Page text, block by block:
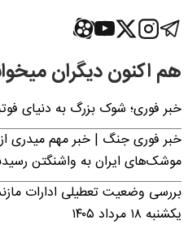
هم اکنون دیگران
خبر فوری؛‌ شوک بزرگ به دنیای
خبر فوری جنگ | خبر مهم میدری
موشک‌های ایران به واشنگتن
بررسی وضعیت تعطیلی ادارات
یکشنبه ۱۸ مرداد ۱۴۰۵